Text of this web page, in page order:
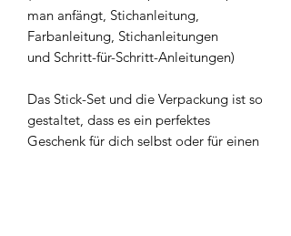
man anfängt, Stichanleitung,
Farbanleitung, Stichanleitungen
und Schritt-für-Schritt-Anleitungen)
Das Stick-Set und die Verpackung ist so
gestaltet, dass es ein perfektes
Geschenk für dich selbst oder für einen